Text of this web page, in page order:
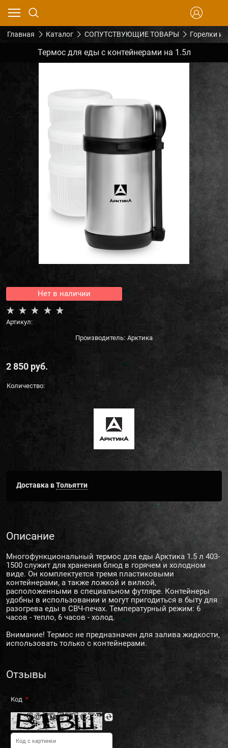
Главная Каталог СОПУТСТВУЮЩИЕ ТОВАРЫ Горелки и
Термос для еды с контейнерами на 1.5л
Нет в наличии
Артикул:
Производитель: Арктика
2 850 руб.
Количество:
Доставка вТольятти
Описание
Многофункциональный термос для еды Арктика 1.5 л 403-
1500 служит для хранения блюд в горячем и холодном
виде. Он комплектуется тремя пластиковыми
контейнерами, а также ложкой и вилкой,
расположенными в специальном футляре. Контейнеры
удобны в использовании и могут пригодиться в быту для
разогрева еды в СВЧ-печах. Температурный режим: 6
часов - тепло, 6 часов - холод.
Внимание! Термос не предназначен для залива жидкости,
использовать только с контейнерами.
Отзывы
Код